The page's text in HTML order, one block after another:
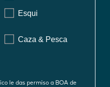
Esqui
Caza & Pesca
le das permiso a BOA de